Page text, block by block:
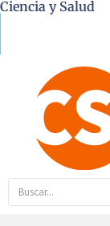
Ciencia y Salud